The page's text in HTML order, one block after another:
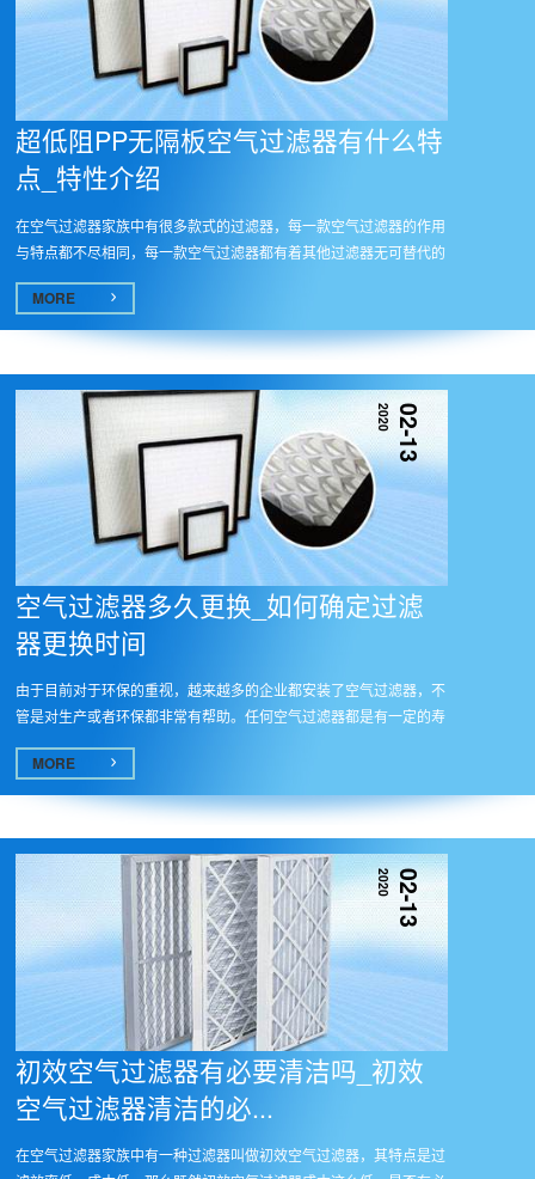
超低阻PP无隔板空气过滤器有什么特
点_特性介绍
在空气过滤器家族中有很多款式的过滤器，每一款空气过滤器的作用
与特点都不尽相同，每一款空气过滤器都有着其他过滤器无可替代的
作用
MORE
02-13
2020
空气过滤器多久更换_如何确定过滤
器更换时间
由于目前对于环保的重视，越来越多的企业都安装了空气过滤器，不
管是对生产或者环保都非常有帮助。任何空气过滤器都是有一定的寿
MORE
02-13
2020
初效空气过滤器有必要清洁吗_初效
空气过滤器清洁的必...
在空气过滤器家族中有一种过滤器叫做初效空气过滤器，其特点是过